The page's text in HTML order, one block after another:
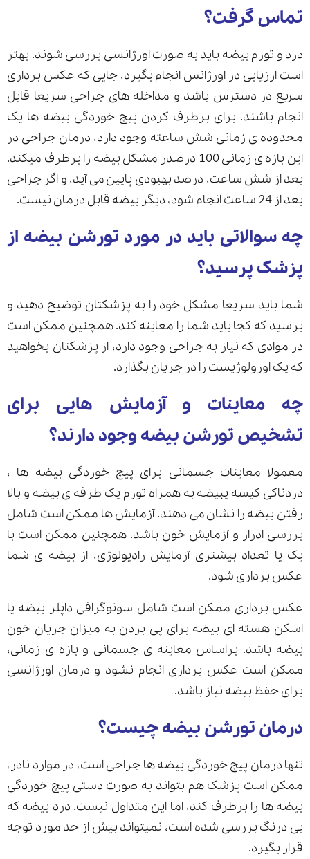
تماس گرفت؟
درد و تورم بیضه باید به صورت اورژانسی بررسی شوند. بهتر
است ارزیابی در اورژانس انجام بگیرد، جایی که عکس برداری
سریع در دسترس باشد و مداخله های جراحی سریعا قابل
انجام باشند. برای برطرف کردن پیچ خوردگی بیضه ها یک
محدوده ی زمانی شش ساعته وجود دارد، درمان جراحی در
این بازه ی زمانی 100 درصدر مشکل بیضه را برطرف میکند.
بعد از شش ساعت، درصد بهبودی پایین می آید، و اگر جراحی
بعد از 24 ساعت انجام شود، دیگر بیضه قابل درمان نیست.
چه سوالاتی باید در مورد تورشن بیضه از
پزشک پرسید؟
شما باید سریعا مشکل خود را به پزشکتان توضیح دهید و
برسید که کجا باید شما را معاینه کند. همچنین ممکن است
در موادی که نیاز به جراحی وجود دارد، از پزشکتان بخواهید
که یک اورولوژیست را در جریان بگذارد.
چه معاینات و آزمایش هایی برای
تشخیص تورشن بیضه وجود دارند؟
معمولا معاینات جسمانی برای پیچ خوردگی بیضه ها ،
دردناکی کیسه یبیضه به همراه تورم یک طرفه ی بیضه و بالا
رفتن بیضه را نشان می دهند. آزمایش ها ممکن است شامل
بررسی ادرار و آزمایش خون باشد. همچنین ممکن است با
یک یا تعداد بیشتری آزمایش رادیولوژی، از بیضه ی شما
عکس برداری شود.
عکس برداری ممکن است شامل سونوگرافی داپلر بیضه یا
اسکن هسته ای بیضه برای پی بردن به میزان جریان خون
بیضه باشد. براساس معاینه ی جسمانی و بازه ی زمانی،
ممکن است عکس برداری انجام نشود و درمان اورژانسی
برای حفظ بیضه نیاز باشد.
درمان تورشن بیضه چیست؟
تنها درمان پیچ خوردگی بیضه ها جراحی است، در موارد نادر،
ممکن است پزشک هم بتواند به صورت دستی پیچ خوردگی
بیضه ها را برطرف کند، اما این متداول نیست. درد بیضه که
بی درنگ بررسی شده است، نمیتواند بیش از حد مورد توجه
قرار بگیرد.